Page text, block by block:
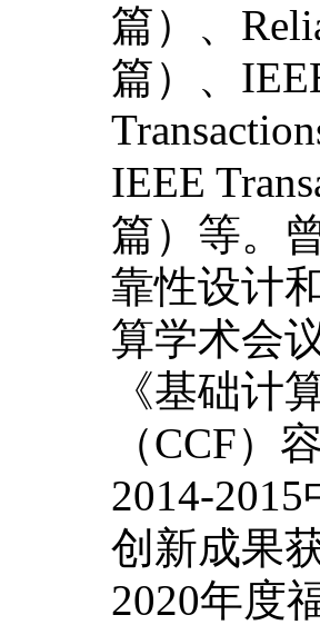
篇）、
篇）、
IEEE
篇）等。
靠性设计
算学术会
《基础计
（CCF）
2014-2015
创新成果
2020年度